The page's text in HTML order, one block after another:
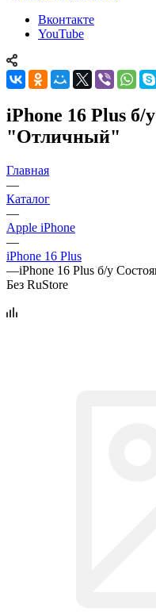
Вконтакте
YouTube
iPhone 16 Plus б/
"Отличный"
Главная
—
Каталог
—
Apple iPhone
—
iPhone 16 Plus
—iPhone 16 Plus б/у
Без RuStore